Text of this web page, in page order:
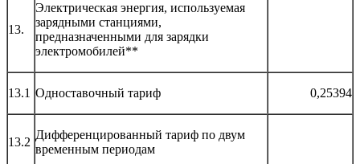
13.
Электрическая энергия, используемая
зарядными станциями,
предназначенными для зарядки
электромобилей**
13.1 Одноставочный тариф 0,25394
13.2
Дифференцированный тариф по двум
временным периодам